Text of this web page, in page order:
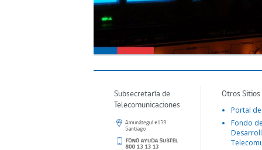
Subsecretaría de
Telecomunicaciones
Otros
Portal
Fondo